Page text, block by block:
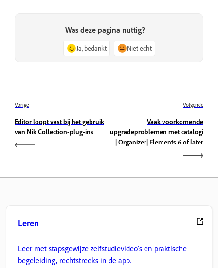
Was deze pagina nuttig?
Ja, bedankt Niet echt
Vorige
Editor loopt vast bij het gebruik
van Nik Collection-plug-ins
Volgende
Vaak voorkomende
upgradeproblemen met catalogi
| Organizer| Elements 6 of later
Leren
Leer met stapsgewijze zelfstudievideo's en praktische
begeleiding, rechtstreeks in de app.